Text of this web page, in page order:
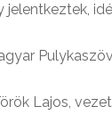
jelentkeztek,
Lajos,